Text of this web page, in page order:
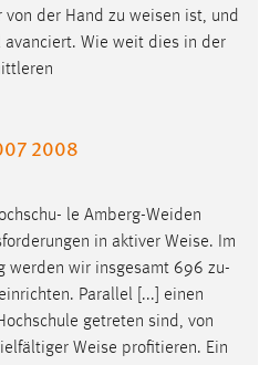
von der Hand zu weisen ist, und
Wie weit dies in der
2008
le Amberg-Weiden
in aktiver Weise. Im
werden wir insgesamt 696 zu-
Parallel [...] einen
getreten sind, von
Weise profitieren. Ein
mibew_locale, mibew-
mibew_locale = 3
1 Jahr